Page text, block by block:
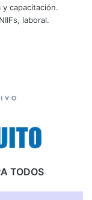
capacitación.
laboral.
TODOS